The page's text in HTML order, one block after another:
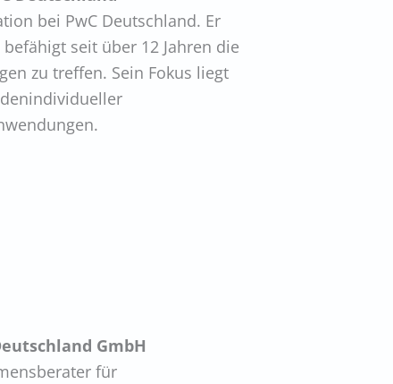
bei PwC Deutschland. Er
seit über 12 Jahren die
zu treffen. Sein Fokus liegt
GmbH
für